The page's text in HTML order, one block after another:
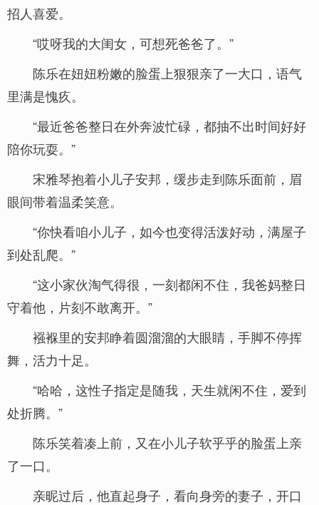
招人喜爱。
“哎呀我的大闺女，可想死爸爸了。”
陈乐在妞妞粉嫩的脸蛋上狠狠亲了一大口，语气
里满是愧疚。
“最近爸爸整日在外奔波忙碌，都抽不出时间好好
陪你玩耍。”
宋雅琴抱着小儿子安邦，缓步走到陈乐面前，眉
眼间带着温柔笑意。
“你快看咱小儿子，如今也变得活泼好动，满屋子
到处乱爬。”
“这小家伙淘气得很，一刻都闲不住，我爸妈整日
守着他，片刻不敢离开。”
襁褓里的安邦睁着圆溜溜的大眼睛，手脚不停挥
舞，活力十足。
“哈哈，这性子指定是随我，天生就闲不住，爱到
处折腾。”
陈乐笑着凑上前，又在小儿子软乎乎的脸蛋上亲
了一口。
亲昵过后，他直起身子，看向身旁的妻子，开口